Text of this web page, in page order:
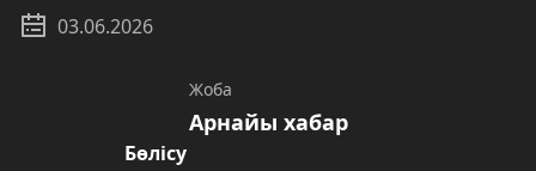
03.06.2026
Жоба
Арнайы хабар
Бөлісу